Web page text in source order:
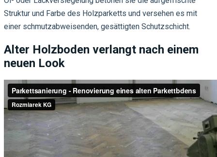
Struktur und Farbe des Holzparketts und versehen es mit
einer schmutzabweisenden, gesättigten Schutzschicht.
Alter Holzboden verlangt nach einem
neuen Look